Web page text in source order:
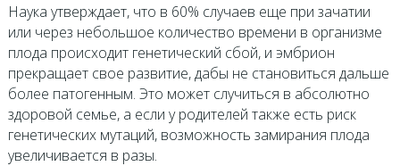
Наука утверждает, что в 60% случаев еще при зачатии
или через небольшое количество времени в организме
плода происходит генетический сбой, и эмбрион
прекращает свое развитие, дабы не становиться дальше
более патогенным. Это может случиться в абсолютно
здоровой семье, а если у родителей также есть риск
генетических мутаций, возможность замирания плода
увеличивается в разы.